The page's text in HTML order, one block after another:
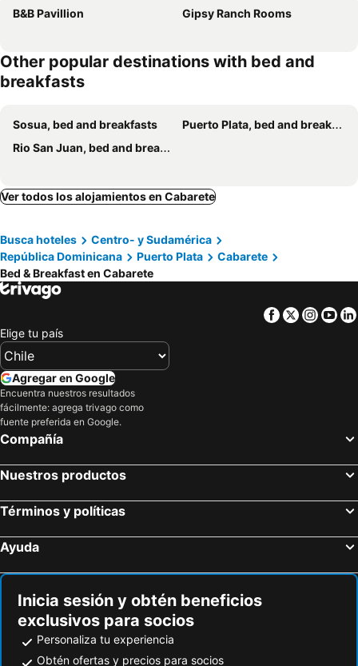
B&B Pavillion Gipsy Ranch Rooms
Other popular destinations with bed and
breakfasts
Sosua, bed and breakfasts
Puerto Plata, bed and breakfasts
Rio San Juan, bed and breakfasts
Ver todos los alojamientos en Cabarete
Busca hoteles
Centro- y Sudamérica
República Dominicana
Puerto Plata
Cabarete
Bed & Breakfast en Cabarete
Facebook
Twitter
Elige tu país
Agregar en Google
Encuentra nuestros resultados
fácilmente: agrega trivago como
fuente preferida en Google.
Compañía
Nuestros productos
Términos y políticas
Ayuda
Inicia sesión y obtén beneficios
exclusivos para socios
Personaliza tu experiencia
Obtén ofertas y precios para socios